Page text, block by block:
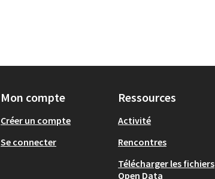
Mon compte
Créer un compte
Se connecter
Ressources
Activité
Rencontres
Télécharger les fichiers
Open Data